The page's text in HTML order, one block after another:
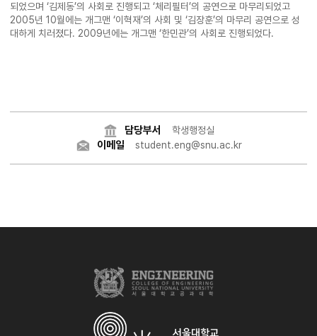
되었으며 ‘김제동’의 사회로 진행되고 ‘체리필터’의 공연으로 마무리되었고
2005년 10월에는 개그맨 ‘이혁재’의 사회 및 ‘김장훈’의 마무리 공연으로 성
대하게 치러졌다. 2009년에는 개그맨 ‘한민관’의 사회로 진행되었다.
담당부서 학생행정실
이메일 student.eng@snu.ac.kr